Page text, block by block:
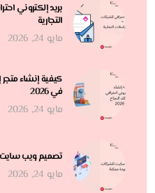
بريد إلكتروني
التجارية
مايو 24, 2026
كيفية إنشاء
في 2026
مايو 24, 2026
تصميم ويب
مايو 24, 2026